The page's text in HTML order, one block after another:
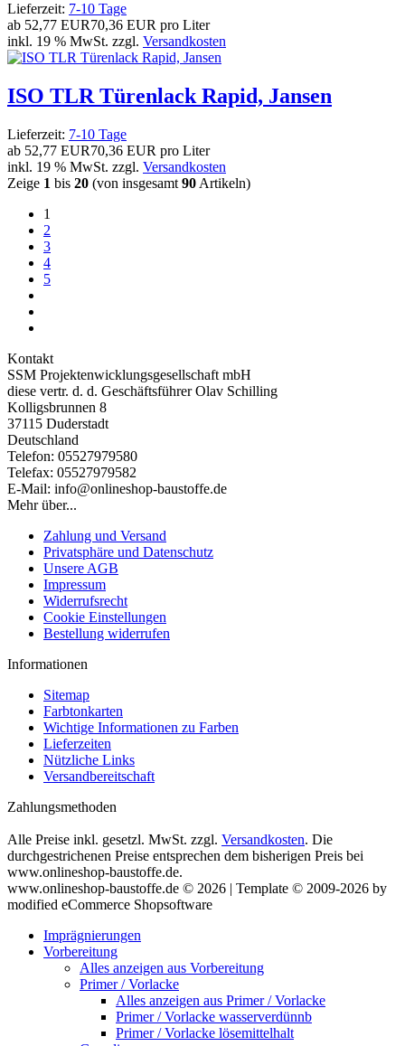
Lieferzeit: 7-10 Tage
ab 52,77 EUR70,36 EUR pro Liter
inkl. 19 % MwSt. zzgl. Versandkosten
ISO TLR Türenlack Rapid, Jansen
Lieferzeit: 7-10 Tage
ab 52,77 EUR70,36 EUR pro Liter
inkl. 19 % MwSt. zzgl. Versandkosten
Zeige 1 bis 20 (von insgesamt 90 Artikeln)
1
2
3
4
5
Kontakt
SSM Projektenwicklungsgesellschaft mbH
diese vertr. d. d. Geschäftsführer Olav Schilling
Kolligsbrunnen 8
37115 Duderstadt
Deutschland
Telefon: 05527979580
Telefax: 05527979582
E-Mail: info@onlineshop-baustoffe.de
Mehr über...
Zahlung und Versand
Privatsphäre und Datenschutz
Unsere AGB
Impressum
Widerrufsrecht
Cookie Einstellungen
Bestellung widerrufen
Informationen
Sitemap
Farbtonkarten
Wichtige Informationen zu Farben
Lieferzeiten
Nützliche Links
Versandbereitschaft
Zahlungsmethoden
Alle Preise inkl. gesetzl. MwSt. zzgl. Versandkosten. Die
durchgestrichenen Preise entsprechen dem bisherigen Preis bei
www.onlineshop-baustoffe.de.
www.onlineshop-baustoffe.de © 2026 | Template © 2009-2026 by
modified eCommerce Shopsoftware
Imprägnierungen
Vorbereitung
Alles anzeigen aus Vorbereitung
Primer / Vorlacke
Alles anzeigen aus Primer / Vorlacke
Primer / Vorlacke wasserverdünnb
Primer / Vorlacke lösemittelhalt